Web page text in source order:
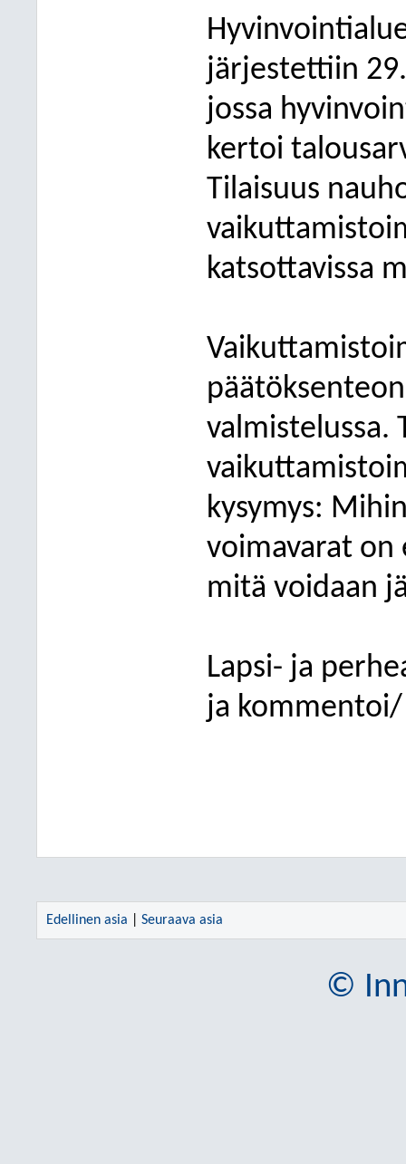
järjestettiin
jossa
kertoi
Tilaisuus
katsottavissa
valmistelussa.
kysymys:
voimavarat on
mitä voidaan
Lapsi- ja
ja kommentoi/
Edellinen asia Seuraava asia
©